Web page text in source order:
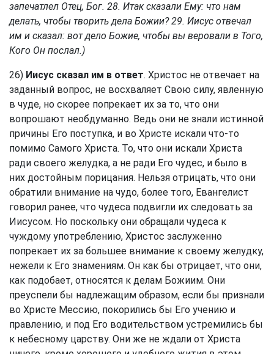
запечатлел Отец, Бог. 28. Итак сказали Ему: что нам
делать, чтобы творить дела Божии? 29. Иисус отвечал
им и сказал: вот дело Божие, чтобы вы веровали в Того,
Кого Он послал.)
26) Иисус сказал им в ответ. Христос не отвечает на
заданный вопрос, не восхваляет Свою силу, явленную
в чуде, но скорее попрекает их за то, что они
вопрошают необдуманно. Ведь они не знали истинной
причины Его поступка, и во Христе искали что-то
помимо Самого Христа. То, что они искали Христа
ради своего желудка, а не ради Его чудес, и было в
них достойным порицания. Нельзя отрицать, что они
обратили внимание на чудо, более того, Евангелист
говорил ранее, что чудеса подвигли их следовать за
Иисусом. Но поскольку они обращали чудеса к
чуждому употреблению, Христос заслуженно
попрекает их за большее внимание к своему желудку,
нежели к Его знамениям. Он как бы отрицает, что они,
как подобает, относятся к делам Божиим. Они
преуспели бы надлежащим образом, если бы признали
во Христе Мессию, покорились бы Его учению и
правлению, и под Его водительством устремились бы
к небесному царству. Они же не ждали от Христа